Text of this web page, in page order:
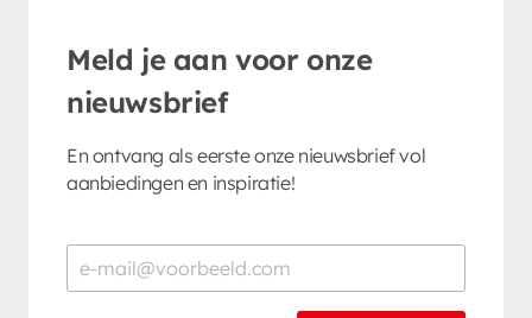
Meld je aan voor onze
nieuwsbrief
En ontvang als eerste onze nieuwsbrief vol
aanbiedingen en inspiratie!